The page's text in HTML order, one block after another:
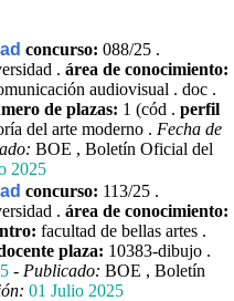
concurso: 088/25 .
. área de conocimiento:
audiovisual . doc .
de plazas: 1 (cód . perfil
del arte moderno . Fecha de
BOE , Boletín Oficial del
2025
concurso: 113/25 .
. área de conocimiento:
facultad de bellas artes .
plaza: 10383-dibujo .
- Publicado: BOE , Boletín
01 Julio 2025